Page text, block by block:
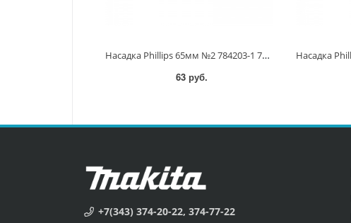
Насадка Phillips 65мм №2 784203-1 784203-1
63 руб.
+7(343) 374-20-22, 374-77-22